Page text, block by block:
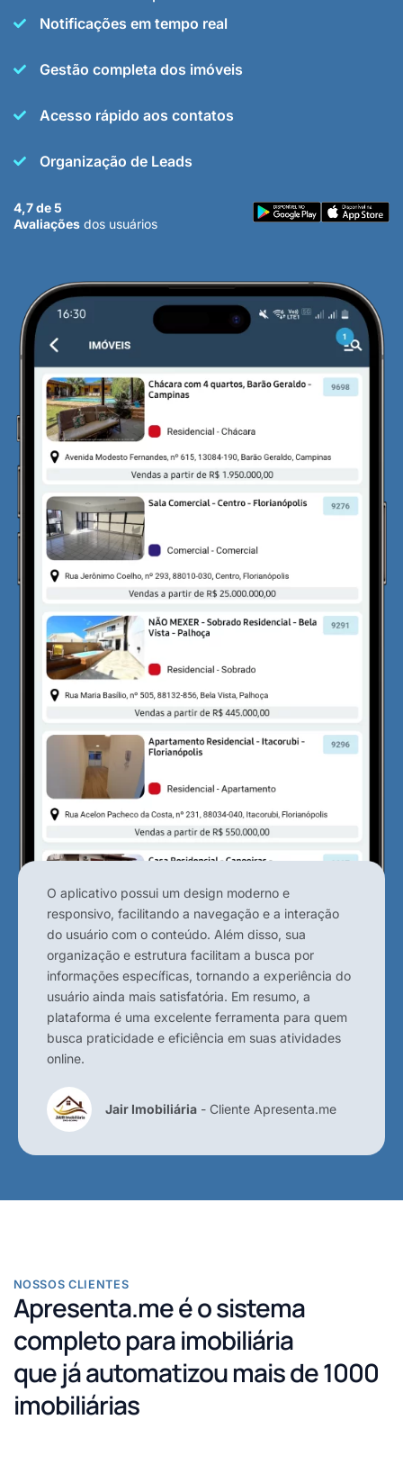
Notificações em tempo real
Gestão completa dos imóveis
Acesso rápido aos contatos
Organização de Leads
4,7 de 5
Avaliações dos usuários
O aplicativo possui um design moderno e
responsivo, facilitando a navegação e a interação
do usuário com o conteúdo. Além disso, sua
organização e estrutura facilitam a busca por
informações específicas, tornando a experiência do
usuário ainda mais satisfatória. Em resumo, a
plataforma é uma excelente ferramenta para quem
busca praticidade e eficiência em suas atividades
online.
Jair Imobiliária - Cliente Apresenta.me
NOSSOS CLIENTES
Apresenta.me é o sistema
completo para imobiliária
que já automatizou mais de 1000
imobiliárias